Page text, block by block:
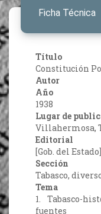
Ficha Técnica
Título
Constitución
Autor
Año
1938
Lugar de
Villahermosa,
Editorial
[Gob. del Estado]
Sección
Tabasco,
Tema
1. Tabasco-
fuentes